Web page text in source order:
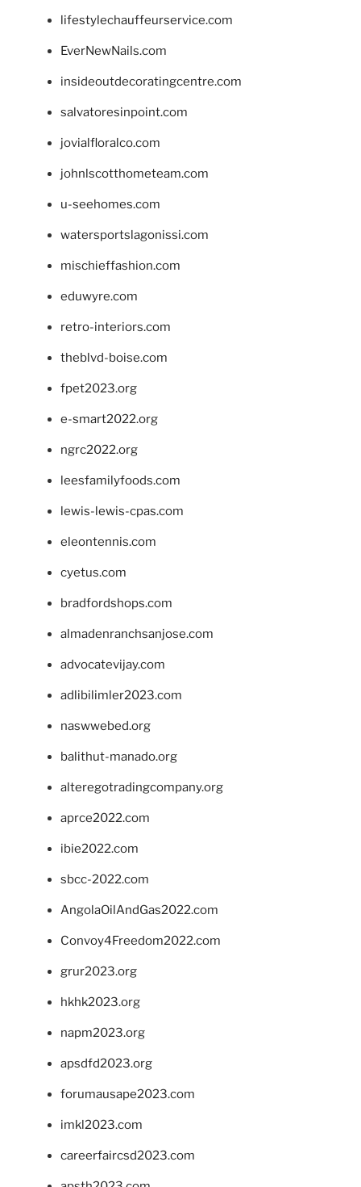
lifestylechauffeurservice.com
EverNewNails.com
insideoutdecoratingcentre.com
salvatoresinpoint.com
jovialfloralco.com
johnlscotthometeam.com
u-seehomes.com
watersportslagonissi.com
mischieffashion.com
eduwyre.com
retro-interiors.com
theblvd-boise.com
fpet2023.org
e-smart2022.org
ngrc2022.org
leesfamilyfoods.com
lewis-lewis-cpas.com
eleontennis.com
cyetus.com
bradfordshops.com
almadenranchsanjose.com
advocatevijay.com
adlibilimler2023.com
naswwebed.org
balithut-manado.org
alteregotradingcompany.org
aprce2022.com
ibie2022.com
sbcc-2022.com
AngolaOilAndGas2022.com
Convoy4Freedom2022.com
grur2023.org
hkhk2023.org
napm2023.org
apsdfd2023.org
forumausape2023.com
imkl2023.com
careerfaircsd2023.com